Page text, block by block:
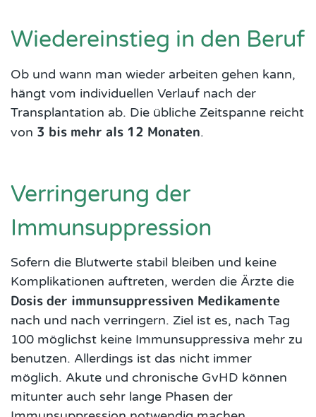
Wiedereinstieg in den Beruf
Ob und wann man wieder arbeiten gehen kann,
hängt vom individuellen Verlauf nach der
Transplantation ab. Die übliche Zeitspanne reicht
von 3 bis mehr als 12 Monaten.
Verringerung der
Immunsuppression
Sofern die Blutwerte stabil bleiben und keine
Komplikationen auftreten, werden die Ärzte die
Dosis der immunsuppressiven Medikamente
nach und nach verringern. Ziel ist es, nach Tag
100 möglichst keine Immunsuppressiva mehr zu
benutzen. Allerdings ist das nicht immer
möglich. Akute und chronische GvHD können
mitunter auch sehr lange Phasen der